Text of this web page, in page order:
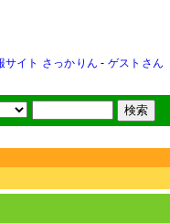
サイト さっかりん - ゲストさん